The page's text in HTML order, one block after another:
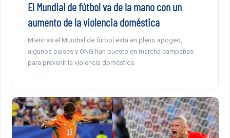
El Mundial de fútbol va de la mano con un
aumento de la violencia doméstica
Mientras el Mundial de fútbol está en pleno apogeo,
algunos países y ONG han puesto en marcha campañas
para prevenir la violencia doméstica.